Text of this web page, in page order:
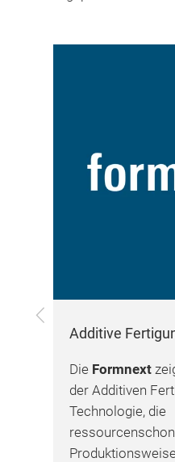
Zurück
Additive
Die Formnext
der Additiven
Technologie, die